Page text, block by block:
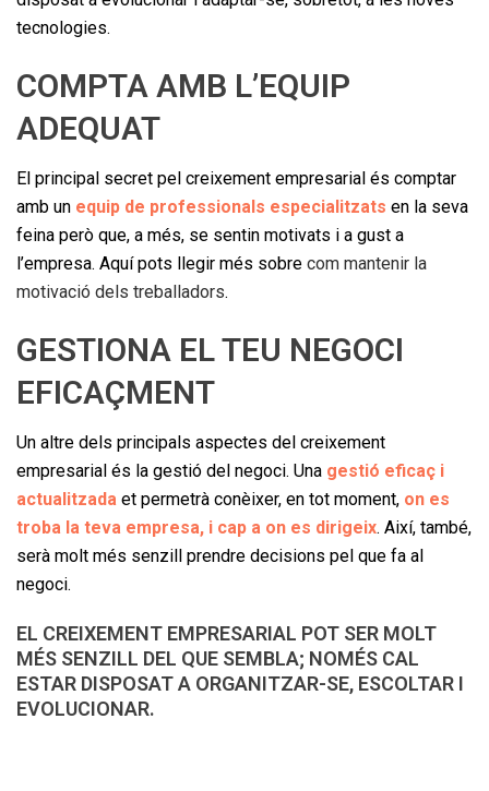
tecnologies.
COMPTA AMB L’EQUIP
ADEQUAT
El principal secret pel creixement empresarial és comptar
amb un equip de professionals especialitzats en la seva
feina però que, a més, se sentin motivats i a gust a
l’empresa. Aquí pots llegir més sobre com mantenir la
motivació dels treballadors.
GESTIONA EL TEU NEGOCI
EFICAÇMENT
Un altre dels principals aspectes del creixement
empresarial és la gestió del negoci. Una gestió eficaç i
actualitzada et permetrà conèixer, en tot moment, on es
troba la teva empresa, i cap a on es dirigeix. Així, també,
serà molt més senzill prendre decisions pel que fa al
negoci.
EL CREIXEMENT EMPRESARIAL POT SER MOLT
MÉS SENZILL DEL QUE SEMBLA; NOMÉS CAL
ESTAR DISPOSAT A ORGANITZAR-SE, ESCOLTAR I
EVOLUCIONAR.